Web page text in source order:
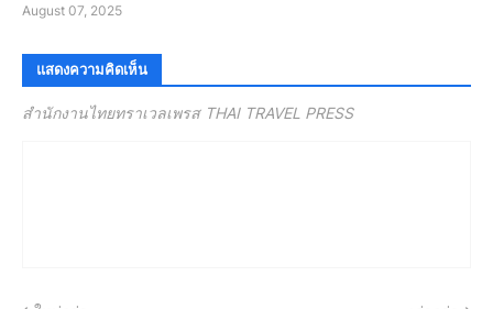
August 07, 2025
แสดงความคิดเห็น
สำนักงานไทยทราเวลเพรส THAI TRAVEL PRESS